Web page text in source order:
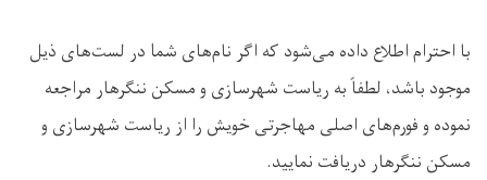
با احترام اطلاع داده می‌شود که اگر نام‌های شما در لست‌های ذیل
موجود باشد، لطفاً به ریاست شهرسازی و مسکن ننگرهار مراجعه
نموده و فورم‌های اصلی مهاجرتی خویش را از ریاست شهرسازی و
مسکن ننگرهار دریافت نمایید.